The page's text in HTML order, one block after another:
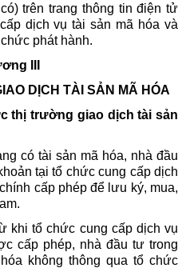
trên trang thông tin điện tử
dịch vụ tài sản mã hóa và
phát hành.
III
DỊCH TÀI SẢN MÃ HÓA
thị trường giao dịch tài sản
có tài sản mã hóa, nhà đầu
tại tổ chức cung cấp dịch
cấp phép để lưu ký, mua,
khi tổ chức cung cấp dịch vụ
cấp phép, nhà đầu tư trong
không thông qua tổ chức